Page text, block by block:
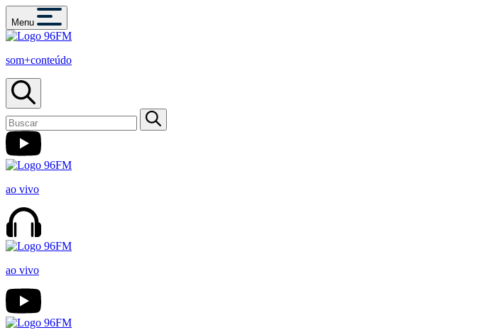
Menu
som+conteúdo
ao vivo
ao vivo